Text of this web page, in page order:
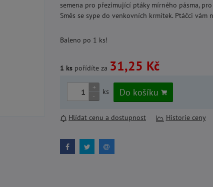
semena pro přezimující ptáky mírného pásma,
Směs se sype do venkovních krmítek. Ptáčci
Baleno po 1 ks!
1 kspořídíte za 31,25 Kč
+
-
ks Do košíku
Hlídat cenu a dostupnost Historie ceny